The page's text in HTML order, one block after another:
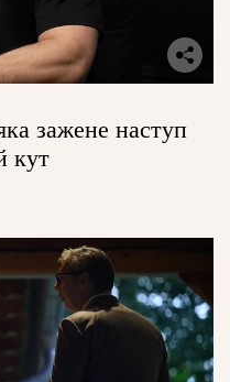
зажене наступ
кут